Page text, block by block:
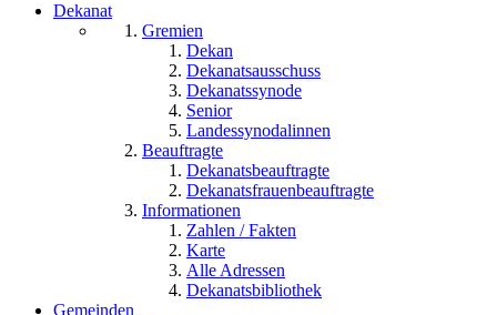
Dekanat
Gremien
Dekan
Dekanatsausschuss
Dekanatssynode
Senior
Landessynodalinnen
Beauftragte
Dekanatsbeauftragte
Dekanatsfrauenbeauftragte
Informationen
Zahlen / Fakten
Karte
Alle Adressen
Dekanatsbibliothek
Gemeinden